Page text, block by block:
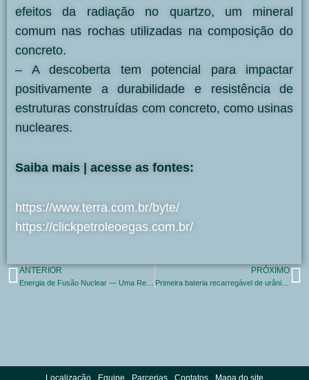
efeitos da radiação no quartzo, um mineral
comum nas rochas utilizadas na composição do
concreto.
– A descoberta tem potencial para impactar
positivamente a durabilidade e resistência de
estruturas construídas com concreto, como usinas
nucleares.
Saiba mais | acesse as fontes:
https://www.terra.com.br/byte/
https://clickpetroleoegas.com.br/
ANTERIOR PRÓXIMO
Primeira bateria recarregável de urânio do mundo
Localização Equipe Parcerias Contatos Mapa do site